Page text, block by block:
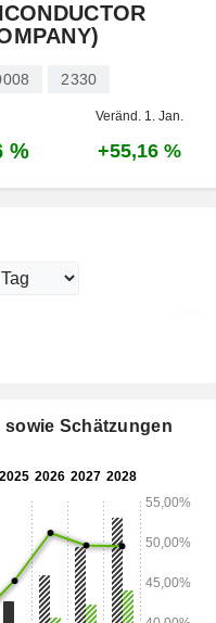
2330
Veränd. 1. Jan.
% +55,16 %
Schätzungen